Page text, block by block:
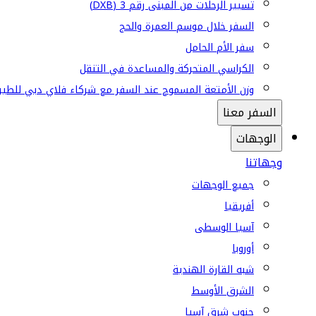
تسيير الرحلات من المبنى رقم 3 (DXB)
السفر خلال موسم العمرة والحج
سفر الأم الحامل
الكراسي المتحركة والمساعدة في التنقل
وزن الأمتعة المسموح عند السفر مع شركاء فلاي دبي
السفر معنا
الوجهات
وجهاتنا
جميع الوجهات
أفريقيا
آسيا الوسطى
أوروبا
شبه القارة الهندية
الشرق الأوسط
جنوب شرق آسيا